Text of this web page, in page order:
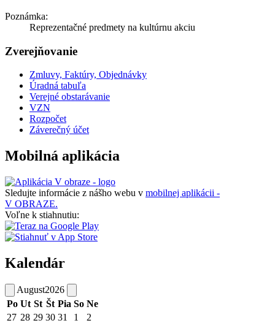
Poznámka:
Reprezentačné predmety na kultúrnu akciu
Zverejňovanie
Zmluvy, Faktúry, Objednávky
Úradná tabuľa
Verejné obstarávanie
VZN
Rozpočet
Záverečný účet
Mobilná aplikácia
Sledujte informácie z nášho webu v mobilnej aplikácii -
V OBRAZE.
Voľne k stiahnutiu:
Kalendár
August2026
Po Ut St Št Pia So Ne
27 28 29 30 31 1
2